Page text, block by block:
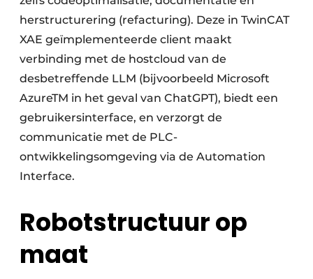
herstructurering (refacturing). Deze in TwinCAT
XAE geïmplementeerde client maakt
verbinding met de hostcloud van de
desbetreffende LLM (bijvoorbeeld Microsoft
AzureTM in het geval van ChatGPT), biedt een
gebruikersinterface, en verzorgt de
communicatie met de PLC-
ontwikkelingsomgeving via de Automation
Interface.
Robotstructuur op
maat